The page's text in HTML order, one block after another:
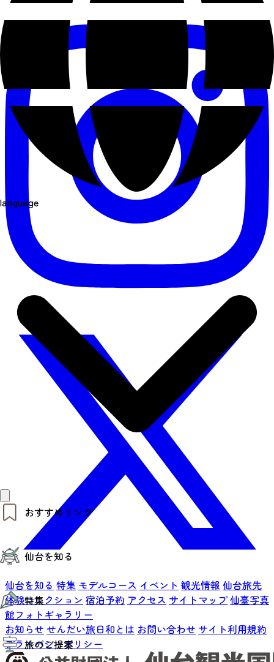
language
おすすめリンク
仙台夜時間
モデルコース
お知らせ
お得なチケット
仙台を知る
仙台の魅力
エリアガイド
復興に向けて
仙台観光PR動画ライブラリー
仙台から行く東北周遊旅
伝統的工芸品
特集
特集
夜時間トピックス
旅のご提案
仙台を知る 特集 モデルコース イベント 観光情報 仙台旅先
体験コレクション 宿泊予約 アクセス サイトマップ仙臺写真
館フォトギャラリー
お知らせ せんだい旅日和とは お問い合わせ サイト利用規約
プライバシーポリシー